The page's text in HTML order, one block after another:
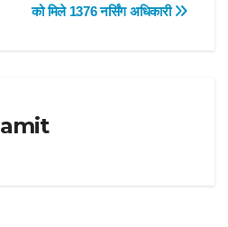
को मिले 1376 नर्सिंग अधिकारी
amit